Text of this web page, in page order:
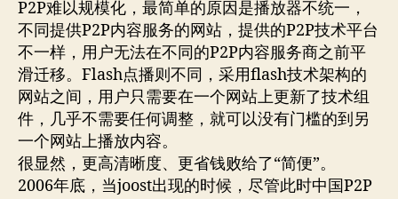
P2P难以规模化，最简单的原因是播放器不统一，
不同提供P2P内容服务的网站，提供的P2P技术平台
不一样，用户无法在不同的P2P内容服务商之前平
滑迁移。Flash点播则不同，采用flash技术架构的
网站之间，用户只需要在一个网站上更新了技术组
件，几乎不需要任何调整，就可以没有门槛的到另
一个网站上播放内容。
很显然，更高清晰度、更省钱败给了“简便”。
2006年底，当joost出现的时候，尽管此时中国P2P